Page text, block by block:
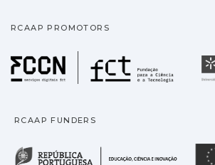
RCAAP PROMOTORS
RCAAP FUNDERS